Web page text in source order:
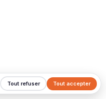
Tout accepter
Tout refuser